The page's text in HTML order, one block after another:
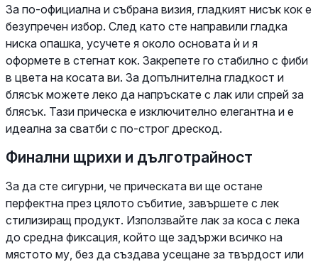
За по-официална и събрана визия, гладкият нисък кок е
безупречен избор. След като сте направили гладка
ниска опашка, усучете я около основата ѝ и я
оформете в стегнат кок. Закрепете го стабилно с фиби
в цвета на косата ви. За допълнителна гладкост и
блясък можете леко да напръскате с лак или спрей за
блясък. Тази прическа е изключително елегантна и е
идеална за сватби с по-строг дрескод.
Финални щрихи и дълготрайност
За да сте сигурни, че прическата ви ще остане
перфектна през цялото събитие, завършете с лек
стилизиращ продукт. Използвайте лак за коса с лека
до средна фиксация, който ще задържи всичко на
мястото му, без да създава усещане за твърдост или